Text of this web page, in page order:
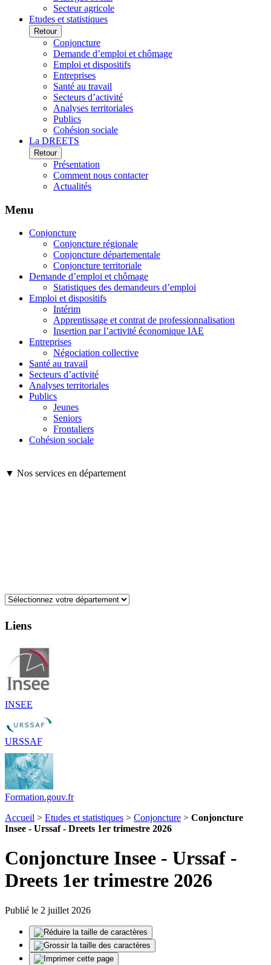
Secteur agricole
Etudes et statistiques
Retour
Conjoncture
Demande d’emploi et chômage
Emploi et dispositifs
Entreprises
Santé au travail
Secteurs d’activité
Analyses territoriales
Publics
Cohésion sociale
La DREETS
Retour
Présentation
Comment nous contacter
Actualités
Menu
Conjoncture
Conjoncture régionale
Conjoncture départementale
Conjoncture territoriale
Demande d’emploi et chômage
Statistiques des demandeurs d’emploi
Emploi et dispositifs
Intérim
Apprentissage et contrat de professionnalisation
Insertion par l’activité économique IAE
Entreprises
Négociation collective
Santé au travail
Secteurs d’activité
Analyses territoriales
Publics
Jeunes
Seniors
Frontaliers
Cohésion sociale
▼ Nos services en département
Liens
INSEE
URSSAF
Formation.gouv.fr
Accueil > Etudes et statistiques > Conjoncture > Conjoncture
Insee - Urssaf - Dreets 1er trimestre 2026
Conjoncture Insee - Urssaf -
Dreets 1er trimestre 2026
Publié le 2 juillet 2026